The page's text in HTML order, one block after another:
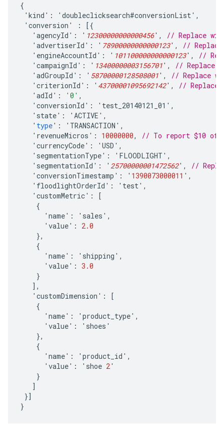
{
' kind ' : ' doubleclicksearch#conversionList' ,
' conversion ' :
[{
' agencyId ' : ' 12300000000000456' ,
// Replace
' advertiserId ' : ' 78900000000000123' ,
//
' engineAccountId ' : ' 101100000000000123' ,
//
' campaignId ' : ' 13400000003156701' ,
// Replace
' adGroupId ' : ' 58700000128508001' ,
// Replace
' criterionId ' : ' 43700001095692142' ,
// Replace
' adId ' : '0' ,
' conversionId ' : ' test_20140121_01 ' ,
' state' : ' ACTIVE ' ,
' type' : ' TRANSACTION ' ,
' revenueMicros ' : 10000000,
// To report $10 of
' currencyCode' : ' USD ' ,
' segmentationType' : ' FLOODLIGHT ' ,
' segmentationId ' : ' 25700000001472562' ,
//
' conversionTimestamp ' : ' 1390073000011 ' ,
' floodlightOrderId ' : ' test' ,
' customMetric' :
[
{
' name' : ' sales ' ,
' value' :
2.0
},
{
' name' : ' shipping ' ,
' value' : 3.0
}
],
' customDimension ' :
[
{
' name' : ' product_type' ,
' value' : ' shoes '
},
{
' name' : ' product_id ' ,
' value' : ' shoe 2'
}
]
}]
}